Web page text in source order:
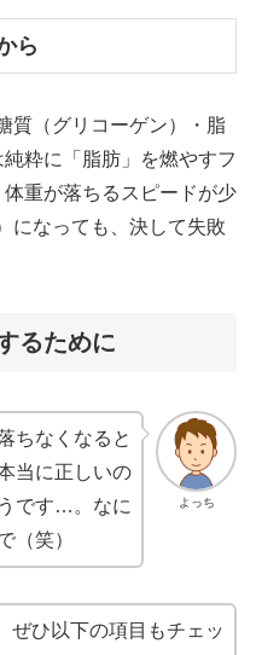
ら
質（グリコーゲン）・脂
粋に「脂肪」を燃やすフ
重が落ちるスピードが少
になっても、決して失敗
るために
よっち
ちなくなると
当に正しいの
です…。なに
（笑）
ぜひ以下の項目もチェッ